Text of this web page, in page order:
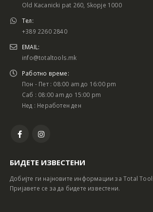
Батериски сет Ротирачки Чекан и Бормашина 20V
Old Kacanicki pat 260, Skopje 1000
Тел:
+389 2260 2840
EMAIL:
info@totaltools.mk
Работно време:
Пон - Пет : 08:00 am до 16:00 pm
Саб : 08:00 am до 15:00 pm
Нед : Неработен ден
БИДЕТЕ ИЗВЕСТЕНИ
Добијте ги најновите информации за Total
Пријавете се за да бидете известени.